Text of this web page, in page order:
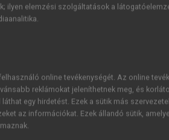
JELSZÓ
ilyen elemzési szolgáltatások a
online tevékenységét. Az online
reklámokat jeleníthetnek meg, és
egy hirdetést. Ezek a sütik más
az információkat. Ezek állandó sütik,